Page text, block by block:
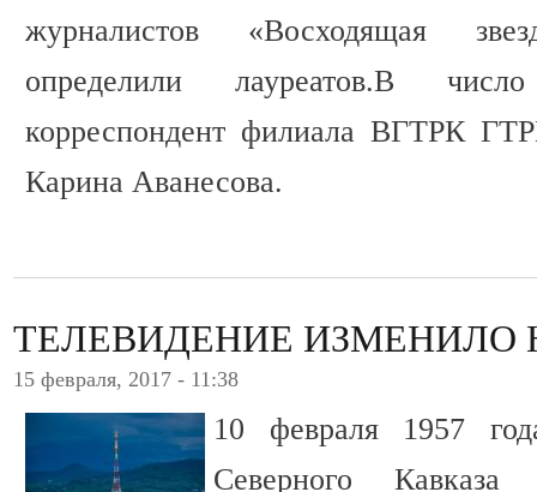
журналистов «Восходящая
определили лауреатов.В
корреспондент филиала ВГТРК
Карина Аванесова.
ТЕЛЕВИДЕНИЕ
15 февраля, 2017 - 11:38
10 февраля 1957
Северного Кавказа